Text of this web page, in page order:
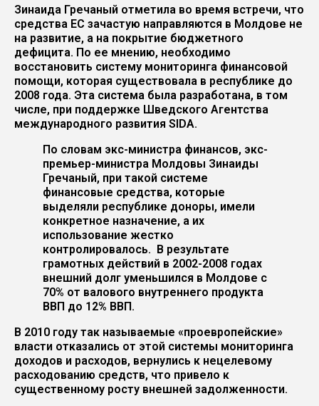
Зинаида Гречаный отметила во время встречи, что
средства ЕС зачастую направляются в Молдове не
на развитие, а на покрытие бюджетного
дефицита. По ее мнению, необходимо
восстановить систему мониторинга финансовой
помощи, которая существовала в республике до
2008 года. Эта система была разработана, в том
числе, при поддержке Шведского Агентства
международного развития SIDA.
По словам экс-министра финансов, экс-
премьер-министра Молдовы Зинаиды
Гречаный, при такой системе
финансовые средства, которые
выделяли республике доноры, имели
конкретное назначение, а их
использование жестко
контролировалось. В результате
грамотных действий в 2002-2008 годах
внешний долг уменьшился в Молдове с
70% от валового внутреннего продукта
ВВП до 12% ВВП.
В 2010 году так называемые «проевропейские»
власти отказались от этой системы мониторинга
доходов и расходов, вернулись к нецелевому
расходованию средств, что привело к
существенному росту внешней задолженности.